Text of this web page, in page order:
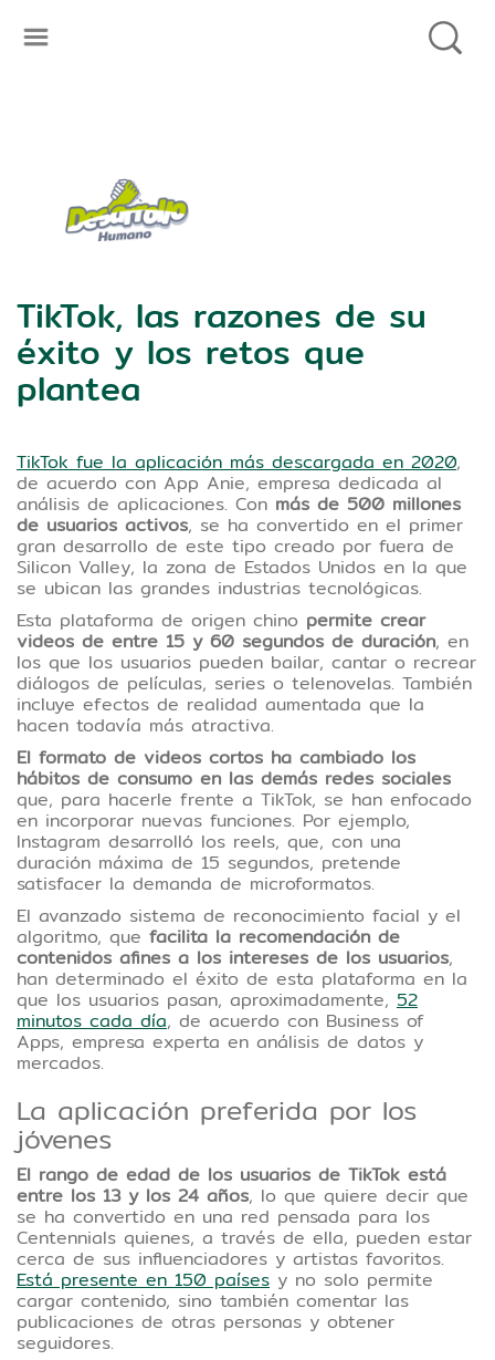
TikTok, las razones de su
éxito y los retos que
plantea
la forma de consumir y compartir
contenidos en las redes sociales. Con
más descargas que Twitter y
Snapchat, se ha convertido en la
plataforma más popular entre los
jóvenes.
Tipo de contenido:Lectura
TikTok fue la aplicación más descargada en 2020,
de acuerdo con App Anie, empresa dedicada al
análisis de aplicaciones. Con más de 500 millones
de usuarios activos, se ha convertido en el primer
gran desarrollo de este tipo creado por fuera de
Silicon Valley, la zona de Estados Unidos en la que
se ubican las grandes industrias tecnológicas.
Esta plataforma de origen chino permite crear
videos de entre 15 y 60 segundos de duración, en
los que los usuarios pueden bailar, cantar o recrear
diálogos de películas, series o telenovelas. También
incluye efectos de realidad aumentada que la
hacen todavía más atractiva.
El formato de videos cortos ha cambiado los
hábitos de consumo en las demás redes sociales
que, para hacerle frente a TikTok, se han enfocado
en incorporar nuevas funciones. Por ejemplo,
Instagram desarrolló los reels, que, con una
duración máxima de 15 segundos, pretende
satisfacer la demanda de microformatos.
El avanzado sistema de reconocimiento facial y el
algoritmo, que facilita la recomendación de
contenidos afines a los intereses de los usuarios,
han determinado el éxito de esta plataforma en la
que los usuarios pasan, aproximadamente, 52
minutos cada día, de acuerdo con Business of
Apps, empresa experta en análisis de datos y
mercados.
La aplicación preferida por los
jóvenes
El rango de edad de los usuarios de TikTok está
entre los 13 y los 24 años, lo que quiere decir que
se ha convertido en una red pensada para los
Centennials quienes, a través de ella, pueden estar
cerca de sus influenciadores y artistas favoritos.
Está presente en 150 países y no solo permite
cargar contenido, sino también comentar las
publicaciones de otras personas y obtener
seguidores.